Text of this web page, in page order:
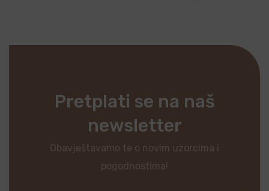
Pretplati se na naš
newsletter
Obavještavamo te o novim uzorcima i
pogodnostima!